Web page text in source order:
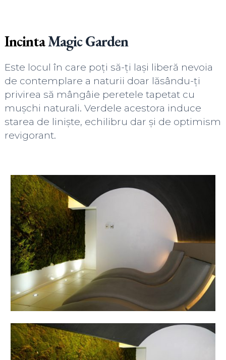
IncintaMagic Garden
Este locul în care poți să-ți lași liberă nevoia
de contemplare a naturii doar lăsându-ți
privirea să mângâie peretele tapetat cu
mușchi naturali. Verdele acestora induce
starea de liniște, echilibru dar și de optimism
revigorant.